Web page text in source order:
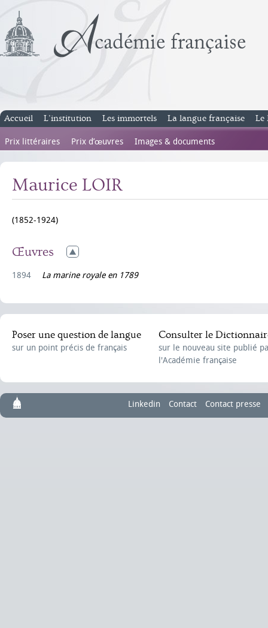
Accueil L’institution Les immortels La langue française Le
Prix littéraires Prix d’œuvres Images & documents
Maurice LOIR
(1852-1924)
Œuvres
1894 La marine royale en 1789
Poser une question de langue
sur un point précis de français
Consulter le
sur le nouveau site publié
l'Académie française
Linkedin Contact Contact presse